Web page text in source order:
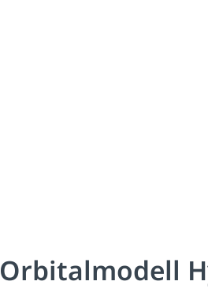
Orbitalmodell